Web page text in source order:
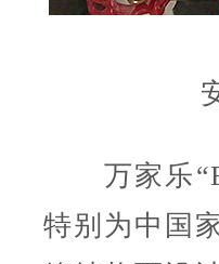
万家乐
特别为中国